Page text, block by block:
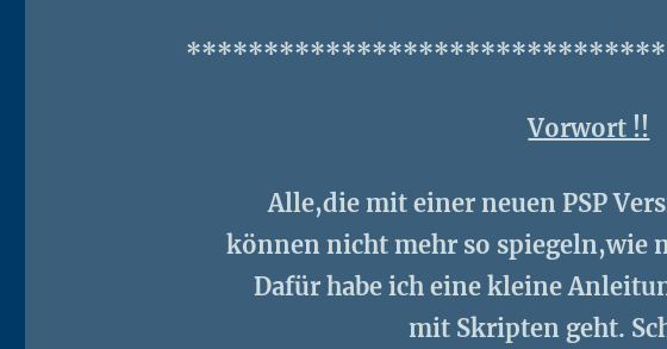
Vorwort !!
Alle,die mit einer neuen PSP
können nicht mehr so spiegeln,wie
Dafür habe ich eine kleine
mit Skripten geht.